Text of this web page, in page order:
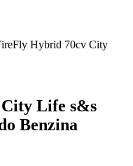
Hybrid 70cv City
Life s&s
Benzina